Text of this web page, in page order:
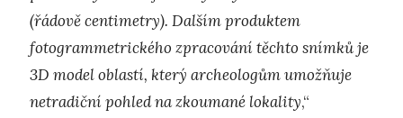
(řádově centimetry). Dalším produktem
fotogrammetrického zpracování těchto snímků je
3D model oblastí, který archeologům umožňuje
netradiční pohled na zkoumané lokality,“